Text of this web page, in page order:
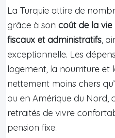
La Turquie attire de
grâce à son coût de la vie
fiscaux et administratifs,
exceptionnelle. Les
logement, la nourriture et
nettement moins chers
ou en Amérique du Nord,
retraités de vivre
pension fixe.